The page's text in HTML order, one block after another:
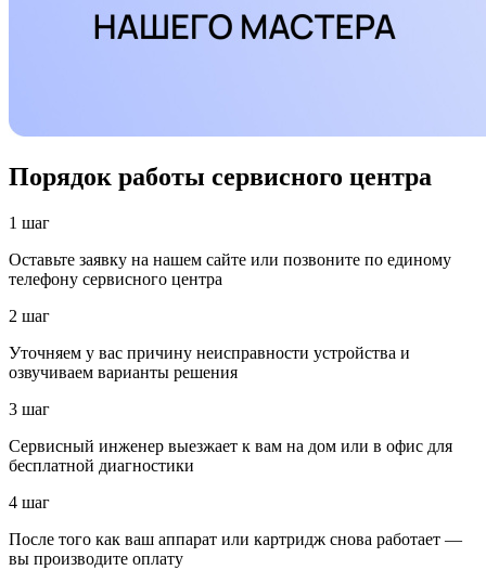
Порядок работы сервисного центра
1 шаг
Оставьте заявку на нашем сайте или позвоните по единому
телефону сервисного центра
2 шаг
Уточняем у вас причину неисправности устройства и
озвучиваем варианты решения
3 шаг
Сервисный инженер выезжает к вам на дом или в офис для
бесплатной диагностики
4 шаг
После того как ваш аппарат или картридж снова работает —
вы производите оплату